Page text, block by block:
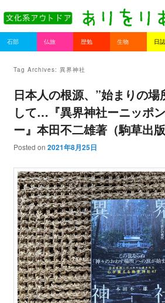
Main menu
Skip to primary content
Skip to secondary content
石部 仏旅 歴勉 生物 日誌
Tag Archives: 異界神社
日本人の根源、”始まりの場
して…『異界神社ーニッポ
ー』本田不二雄著（駒草出版
Posted on 2021年8月25日